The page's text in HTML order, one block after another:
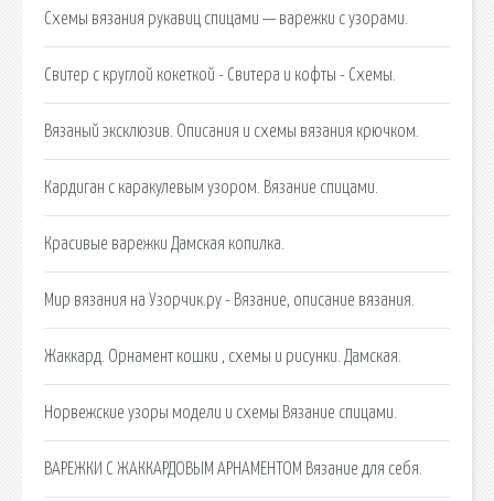
Схемы вязания рукавиц спицами — варежки с узорами.
Свитер с круглой кокеткой - Свитера и кофты - Схемы.
Вязаный эксклюзив. Описания и схемы вязания крючком.
Кардиган с каракулевым узором. Вязание спицами.
Красивые варежки Дамская копилка.
Мир вязания на Узорчик.ру - Вязание, описание вязания.
Жаккард. Орнамент кошки , схемы и рисунки. Дамская.
Норвежские узоры модели и схемы Вязание спицами.
ВАРЕЖКИ С ЖАККАРДОВЫМ АРНАМЕНТОМ Вязание для себя.